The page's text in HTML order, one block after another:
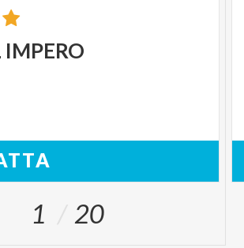
soundsystem: Robotik Punk
(djset & presentazione - dj &
- CORTILE FEDERICO II
IMPERO
1 20